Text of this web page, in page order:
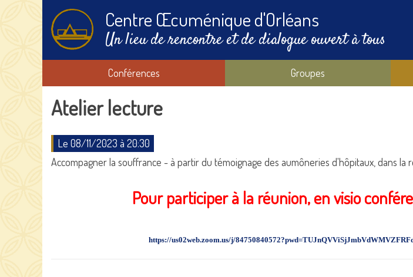
Centre Œcuménique d'Orléans
Un lieu de rencontre et de dialogue ouvert à tous
Conférences Groupes
Atelier lecture
Le 08/11/2023 à 20:30
Accompagner la souffrance - à partir du témoignage des aumôneries d'hôpitaux, dans la
Pour participer à la réunion, en visio
https://us02web.zoom.us/j/